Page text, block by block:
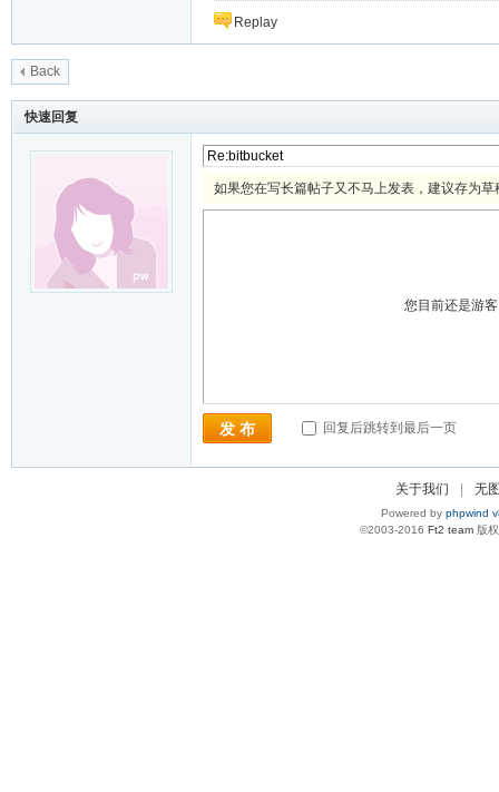
Replay
Back
快速回复
如果您在写长篇帖子又不马上发表，建议存为草
您目前还是游
发 布 回复后跳转到最后一页
关于我们 无
Powered by phpwind
©2003-2016 Ft2 team版